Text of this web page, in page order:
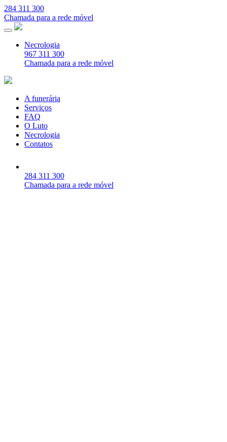
284 311 300
Chamada para a rede móvel
Necrologia
967 311 300
Chamada para a rede móvel
A funerária
Serviços
FAQ
O Luto
Necrologia
Contatos
284 311 300
Chamada para a rede móvel